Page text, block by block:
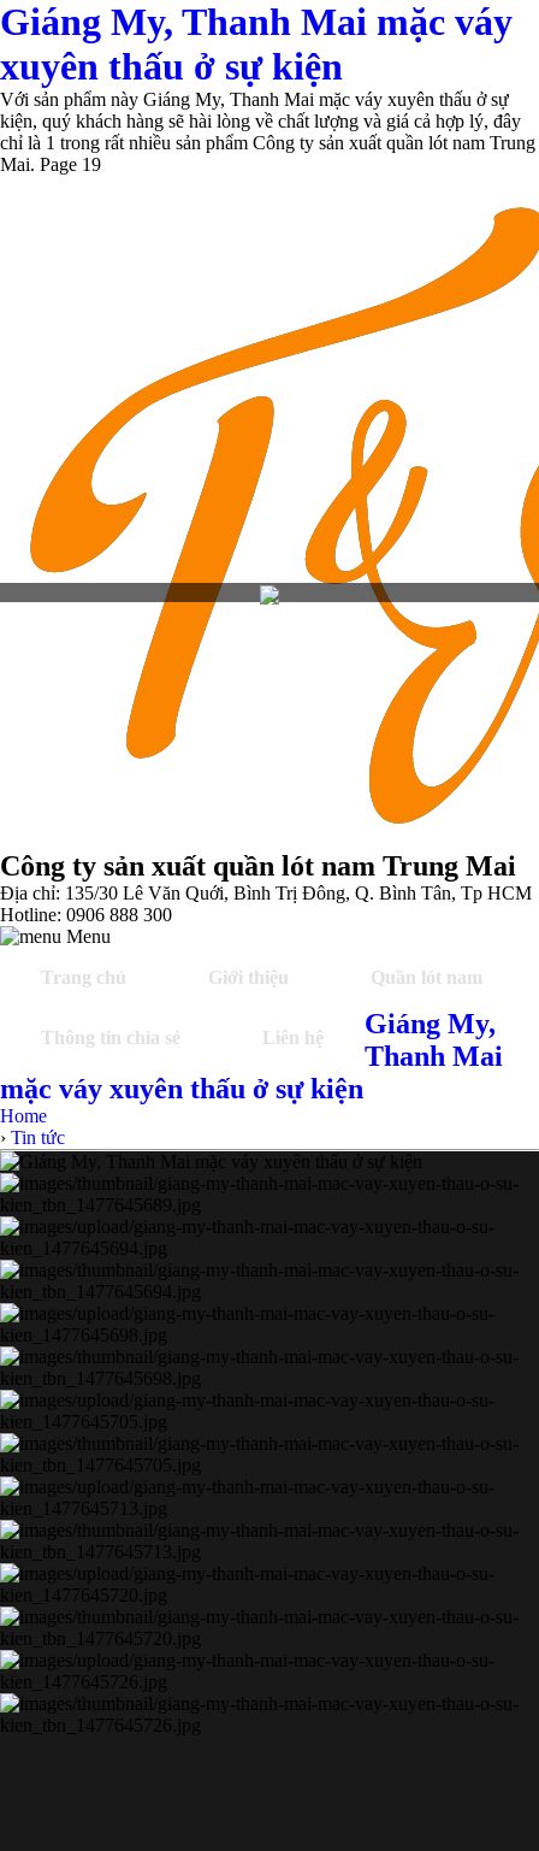
Giáng My, Thanh Mai mặc váy
xuyên thấu ở sự kiện
Với sản phẩm này Giáng My, Thanh Mai mặc váy xuyên thấu ở sự
kiện, quý khách hàng sẽ hài lòng về chất lượng và giá cả hợp lý, đây
chỉ là 1 trong rất nhiều sản phẩm Công ty sản xuất quần lót nam Trung
Mai. Page 19
Công ty sản xuất quần lót nam Trung Mai
Địa chỉ: 135/30 Lê Văn Quới, Bình Trị Đông, Q. Bình Tân, Tp HCM
Hotline: 0906 888 300
Menu
Trang chủ
Giới thiệu Quần lót nam
Thông tin chia sẻ Liên hệ
Giáng My,
Thanh Mai
mặc váy xuyên thấu ở sự kiện
Home
› Tin tức